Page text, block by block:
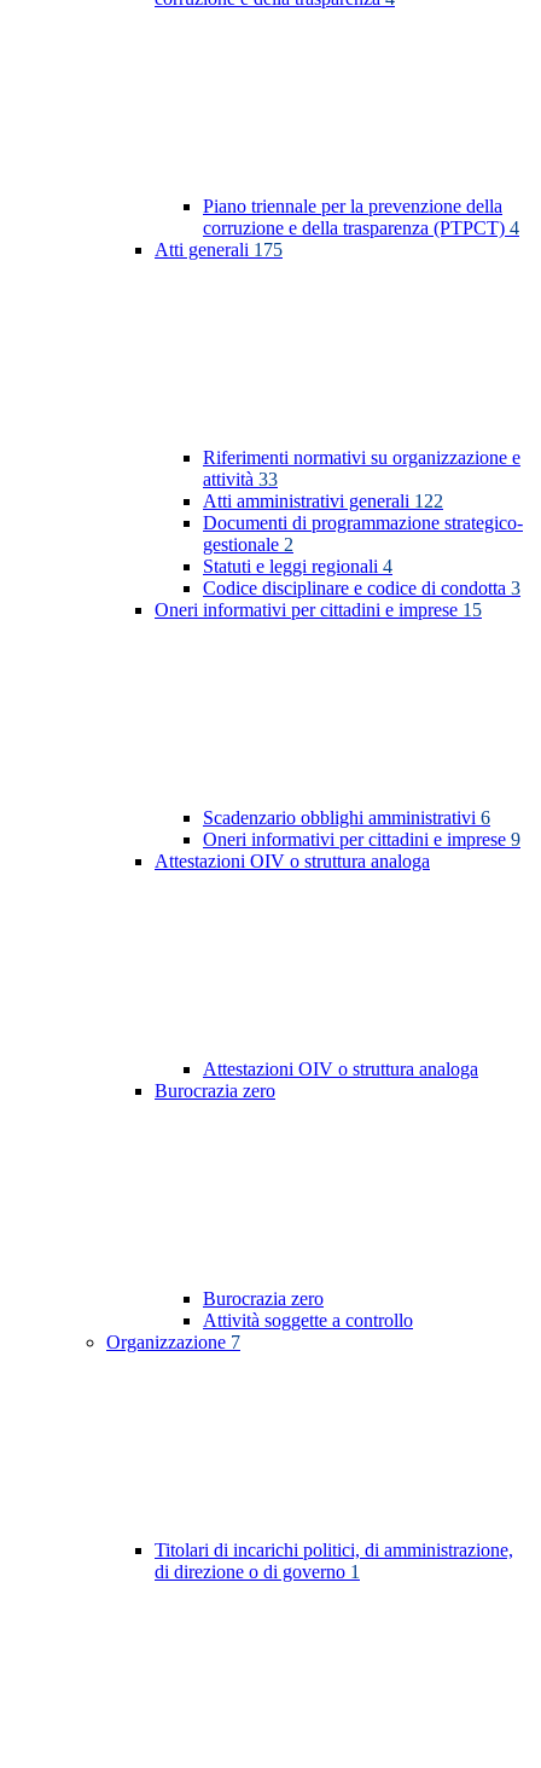
Piano triennale per la prevenzione della
corruzione e della trasparenza (PTPCT) 4
Atti generali 175
Riferimenti normativi su organizzazione e
attività 33
Atti amministrativi generali 122
Documenti di programmazione strategico-
gestionale 2
Statuti e leggi regionali 4
Codice disciplinare e codice di condotta 3
Oneri informativi per cittadini e imprese 15
Scadenzario obblighi amministrativi 6
Oneri informativi per cittadini e imprese 9
Attestazioni OIV o struttura analoga
Attestazioni OIV o struttura analoga
Burocrazia zero
Burocrazia zero
Attività soggette a controllo
Organizzazione 7
Titolari di incarichi politici, di amministrazione,
di direzione o di governo 1